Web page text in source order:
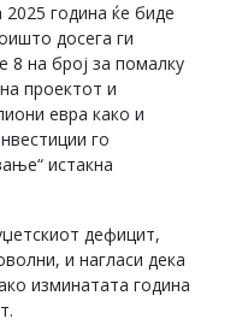
година ќе биде
досега ги
8 на број за помалку
проектот и
евра како и
го
истакна
дефицит,
и нагласи дека
изминатата година